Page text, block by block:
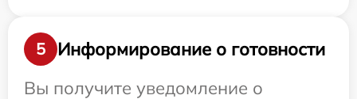
5
Информирование о готовности
Вы получите уведомление о